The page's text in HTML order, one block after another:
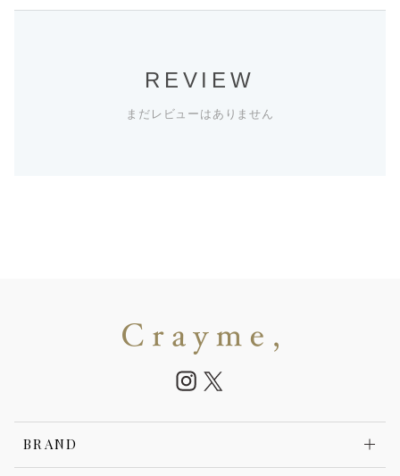
REVIEW
まだレビューはありません
BRAND